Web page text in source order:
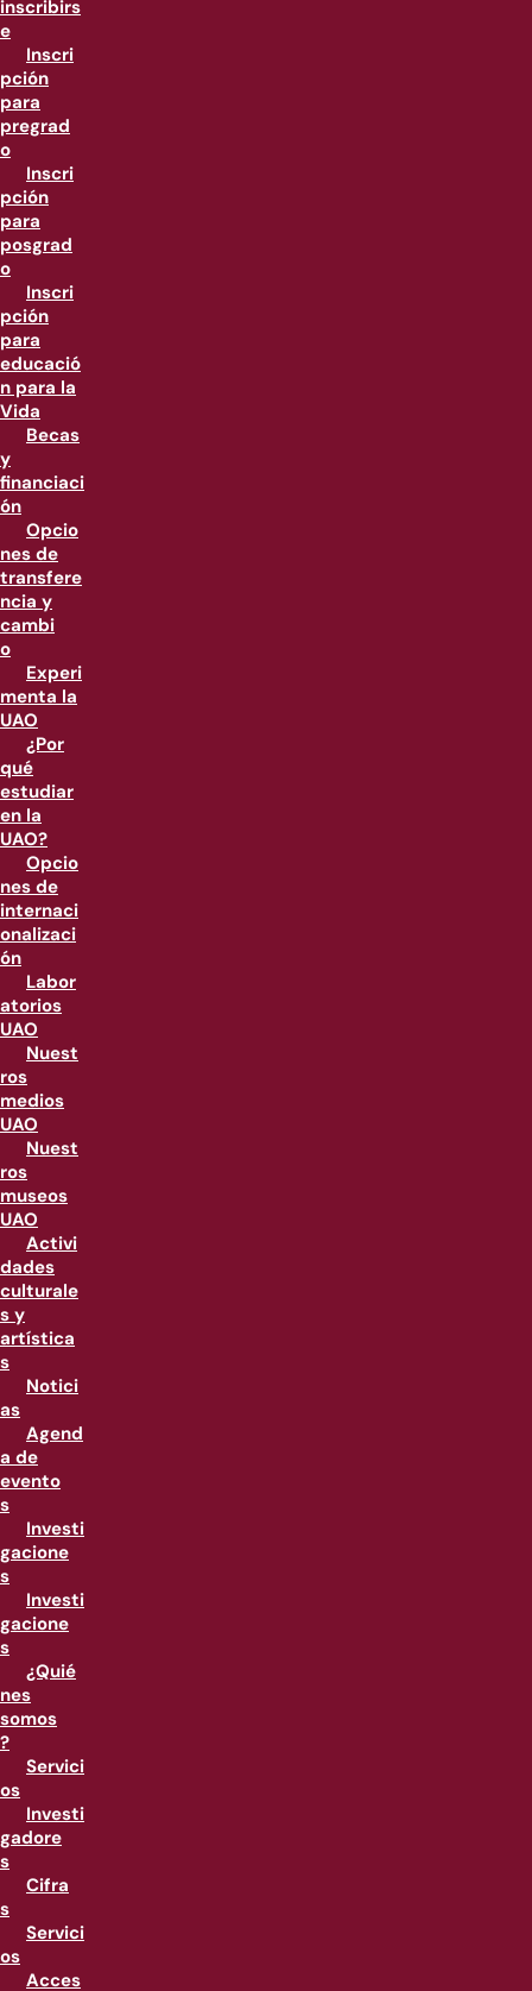
inscribirs
e
Inscri
pción
para
pregrad
o
Inscri
pción
para
posgrad
o
Inscri
pción
para
educació
n para la
Vida
Becas
y
financiaci
ón
Opcio
nes de
transfere
ncia y
cambi
o
Experi
menta la
UAO
¿Por
qué
estudiar
en la
UAO?
Opcio
nes de
internaci
onalizaci
ón
Labor
atorios
UAO
Nuest
ros
medios
UAO
Nuest
ros
museos
UAO
Activi
dades
culturale
s y
artística
s
Notici
as
Agend
a de
evento
s
Investi
gacione
s
Investi
gacione
s
¿Quié
nes
somos
?
Servici
os
Investi
gadore
s
Cifra
s
Servici
os
Acces